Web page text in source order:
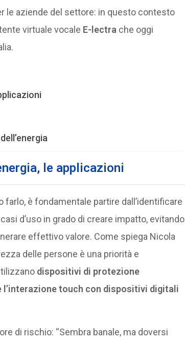
le aziende del settore: in questo contesto
virtuale vocale E-lectra che oggi
le applicazioni
è fondamentale partire dall’identificare
d’uso in grado di creare impatto, evitando
effettivo valore. Come spiega Nicola
delle persone è una priorità e
dispositivi di protezione
touch con dispositivi digitali
di rischio: “Sembra banale, ma doversi